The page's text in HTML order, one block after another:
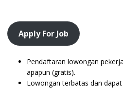
Apply For Job
Pendaftaran lowongan
apapun (gratis).
Lowongan terbatas dan